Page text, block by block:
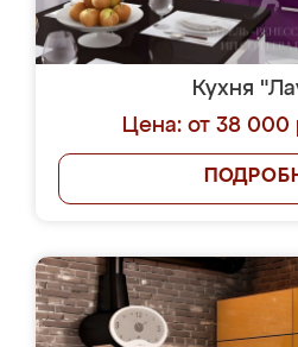
Кухня
Цена: от 38 000